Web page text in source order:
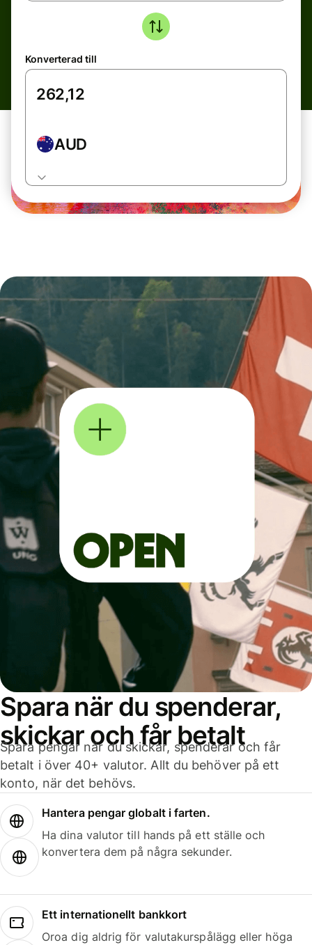
Konverterad till
AUD
Spara när du spenderar,
skickar och får betalt
Spara pengar när du skickar, spenderar och får
betalt i över 40+ valutor. Allt du behöver på ett
konto, när det behövs.
Hantera pengar globalt i farten.
Ha dina valutor till hands på ett ställe och
konvertera dem på några sekunder.
Ett internationellt bankkort
Oroa dig aldrig för valutakurspålägg eller höga